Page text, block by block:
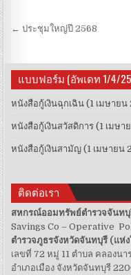
Post
← ประชุมใหญ่ปี 2568
แบบฟอร์ม (อัพเดท 1/4/
หนังสือกู้เงินฉุกเฉิน (1 เมษายน
หนังสือกู้เงินสวัสดิการ (1 เมษา
หนังสือกู้เงินสามัญ (1 เมษายน
ติดต่อเรา
สหกรณ์ออมทรัพย์ตำรวจจันท
Savings Co – Operative
ตำรวจภูธรจังหวัดจันทบุรี (แห่
เลขที่ 72 หมู่ 11 ตำบล คลองน
อำเภอเมือง จังหวัดจันทบุรี